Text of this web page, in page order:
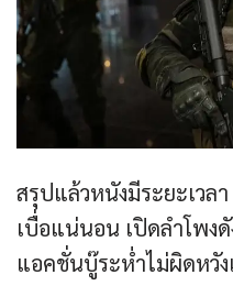
สรุปแล้วหนังมีระยะเวล
เบื่อแน่นอน เปิดลำโพง
แอคชั่นบู๊ระห่ำไม่ผิดหวั